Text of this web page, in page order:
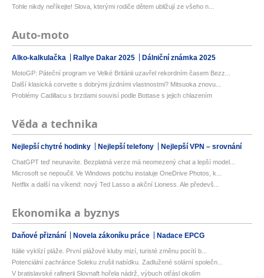
Tohle nikdy neříkejte! Slova, kterými rodiče dětem ubližují ze všeho n...
Auto-moto
Alko-kalkulačka Rallye Dakar 2025 Dálniční známka 2025
MotoGP: Páteční program ve Velké Británii uzavřel rekordním časem Bezz...
Další klasická corvette s dobrými jízdními vlastnostmi? Mitsuoka znovu...
Problémy Cadillacu s brzdami souvisí podle Bottase s jejich chlazením
Věda a technika
Nejlepší chytré hodinky Nejlepší telefony Nejlepší VPN – srovnání
ChatGPT teď neunavíte. Bezplatná verze má neomezený chat a lepší model...
Microsoft se nepoučil. Ve Windows potichu instaluje OneDrive Photos, k...
Netflix a další na víkend: nový Ted Lasso a akční Lioness. Ale předevš...
Ekonomika a byznys
Daňové přiznání Novela zákoníku práce Nadace EPCG
Itálie vyklízí pláže. První plážové kluby mizí, turisté změnu pocítí b...
Potenciální zachránce Soleku zrušil nabídku. Zadlužené solární společn...
V bratislavské rafinerii Slovnaft hořela nádrž, výbuch otřásl okolím